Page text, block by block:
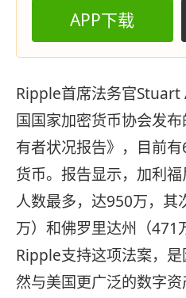
APP下载
Ripple首席法务官
国国家加密货币协会发
有者状况报告》，目前
货币。报告显示，加利
人数最多，达950万，其
万）和佛罗里达州（471
Ripple支持这项法案，
然与美国更广泛的数字资